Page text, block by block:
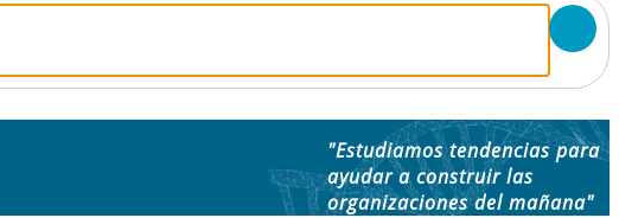
"Estudiamos tendencias para
ayudar a construir las
organizaciones del mañana"